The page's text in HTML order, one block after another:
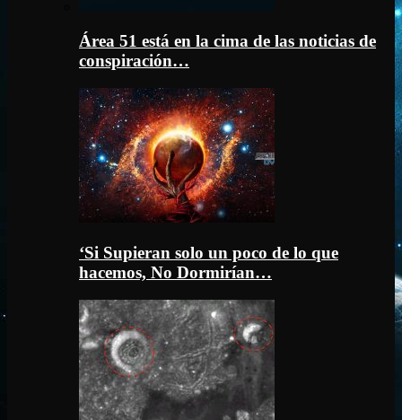
Área 51 está en la cima de las noticias de
conspiración…
‘Si Supieran solo un poco de lo que
hacemos, No Dormirían…